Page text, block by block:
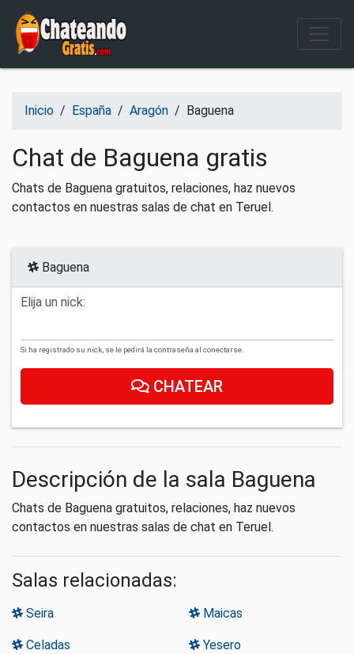
Salir del contenido
Inicio / España / Aragón / Baguena
Chat de Baguena gratis
Chats de Baguena gratuitos, relaciones, haz nuevos
contactos en nuestras salas de chat en Teruel.
Baguena
Elija un nick:
Si ha registrado su nick, se le pedirá la contraseña al conectarse.
CHATEAR
Descripción de la sala Baguena
Chats de Baguena gratuitos, relaciones, haz nuevos
contactos en nuestras salas de chat en Teruel.
Salas relacionadas:
Seira Maicas
Celadas Yesero